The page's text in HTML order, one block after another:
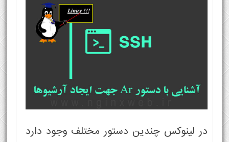
در لینوکس چندین دستور مختلف وجود دارد